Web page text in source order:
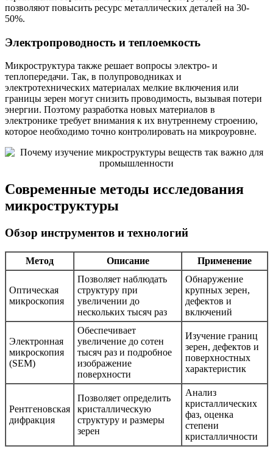
позволяют повысить ресурс металлических деталей на 30-
50%.
Электропроводность и теплоемкость
Микроструктура также решает вопросы электро- и
теплопередачи. Так, в полупроводниках и
электротехнических материалах мелкие включения или
границы зерен могут снизить проводимость, вызывая потери
энергии. Поэтому разработка новых материалов в
электронике требует внимания к их внутреннему строению,
которое необходимо точно контролировать на микроуровне.
Современные методы исследования
микроструктуры
Обзор инструментов и технологий
Метод Описание Применение
Оптическая
микроскопия
Позволяет наблюдать
структуру при
увеличении до
нескольких тысяч раз
Обнаружение
крупных зерен,
дефектов и
включений
Электронная
микроскопия
(SEM)
Обеспечивает
увеличение до сотен
тысяч раз и подробное
изображение
поверхности
Изучение границ
зерен, дефектов и
поверхностных
характеристик
Рентгеновская
дифракция
Позволяет определить
кристаллическую
структуру и размеры
зерен
Анализ
кристаллических
фаз, оценка
степени
кристалличности